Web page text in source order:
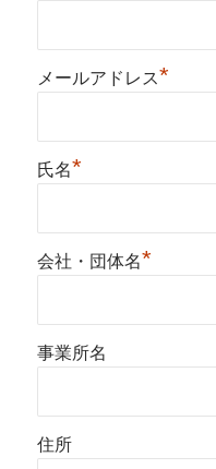
メールアドレス*
氏名*
会社・団体名*
事業所名
住所